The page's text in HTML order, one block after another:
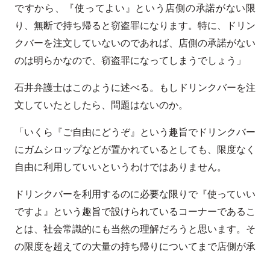
ですから、『使ってよい』という店側の承諾がない限
り、無断で持ち帰ると窃盗罪になります。特に、ドリン
クバーを注文していないのであれば、店側の承諾がない
のは明らかなので、窃盗罪になってしまうでしょう」
石井弁護士はこのように述べる。もしドリンクバーを注
文していたとしたら、問題はないのか。
「いくら『ご自由にどうぞ』という趣旨でドリンクバー
にガムシロップなどが置かれているとしても、限度なく
自由に利用していいというわけではありません。
ドリンクバーを利用するのに必要な限りで『使っていい
ですよ』という趣旨で設けられているコーナーであるこ
とは、社会常識的にも当然の理解だろうと思います。そ
の限度を超えての大量の持ち帰りについてまで店側が承